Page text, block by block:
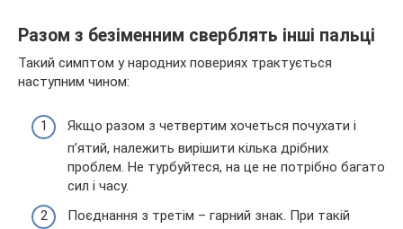
Разом з безіменним сверблять інші пальці
Такий симптом у народних повериях трактується
наступним чином:
Якщо разом з четвертим хочеться почухати і
п’ятий, належить вирішити кілька дрібних
проблем. Не турбуйтеся, на це не потрібно багато
сил і часу.
Поєднання з третім – гарний знак. При такій